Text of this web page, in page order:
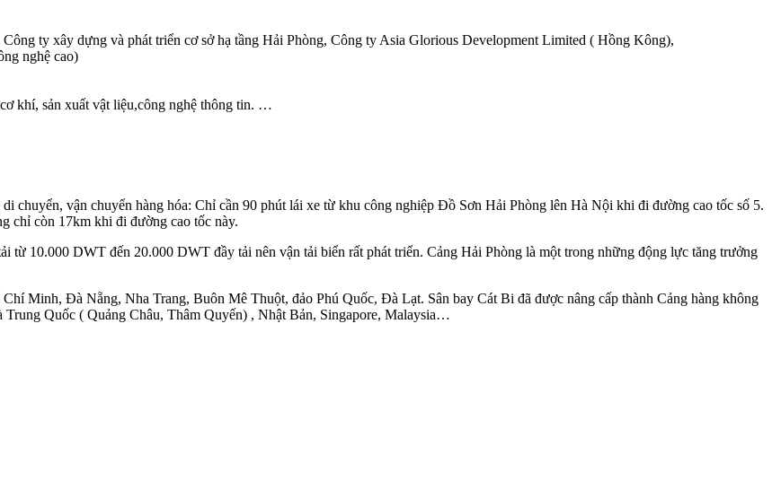
ty xây dựng và phát triển cơ sở hạ tầng Hải Phòng, Công ty Asia Glorious Development Limited ( Hồng Kông),
nghệ cao)
khí, sản xuất vật liệu,công nghệ thông tin. …
chuyển, vận chuyển hàng hóa: Chỉ cần 90 phút lái xe từ khu công nghiệp Đồ Sơn Hải Phòng lên Hà Nội khi đi đường cao tốc số 5.
chỉ còn 17km khi đi đường cao tốc này.
từ 10.000 DWT đến 20.000 DWT đầy tải nên vận tải biển rất phát triển. Cảng Hải Phòng là một trong những động lực tăng trưởng
Minh, Đà Nẵng, Nha Trang, Buôn Mê Thuột, đảo Phú Quốc, Đà Lạt. Sân bay Cát Bi đã được nâng cấp thành Cảng hàng không
Quốc ( Quảng Châu, Thâm Quyến) , Nhật Bản, Singapore, Malaysia…